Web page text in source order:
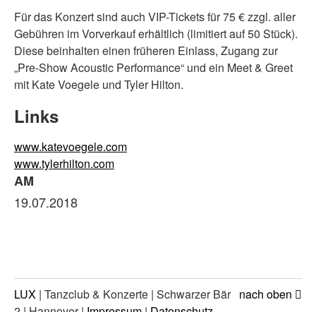
Für das Konzert sind auch VIP-Tickets für 75 € zzgl. aller
Gebühren im Vorverkauf erhältlich (limitiert auf 50 Stück).
Diese beinhalten einen früheren Einlass, Zugang zur
„Pre-Show Acoustic Performance“ und ein Meet & Greet
mit Kate Voegele und Tyler Hilton.
Links
www.katevoegele.com
www.tylerhilton.com
AM
19.07.2018
nach oben
LUX | Tanzclub & Konzerte | Schwarzer Bär